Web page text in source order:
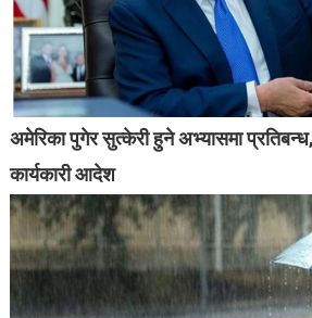
अमेरिका पुगेर सुत्केरी हुने अभ्यासमा
कार्यकारी आदेश